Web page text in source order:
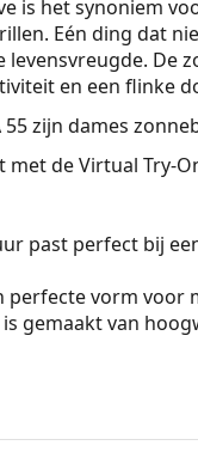
is het synoniem
Eén ding dat
De
en een flinke
55zijn dames
met de Virtual Try-
past perfect bij
perfecte vorm voor
gemaakt van